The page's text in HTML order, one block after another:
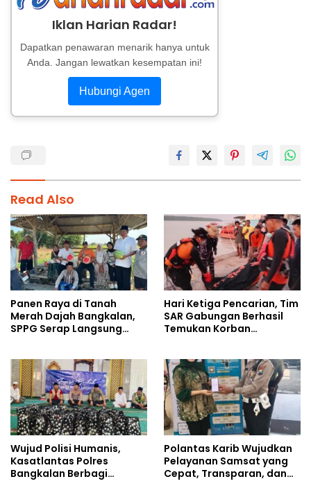
Iklan Harian Radar!
Dapatkan penawaran menarik hanya untuk
Anda. Jangan lewatkan kesempatan ini!
Hubungi Agen
Read Also
Panen Raya di Tanah
Merah Dajah Bangkalan,
SPPG Serap Langsung
Hari Ketiga Pencarian, Tim
SAR Gabungan Berhasil
Temukan Korban
Wujud Polisi Humanis,
Kasatlantas Polres
Bangkalan Berbagi
Polantas Karib Wujudkan
Pelayanan Samsat yang
Cepat, Transparan, dan